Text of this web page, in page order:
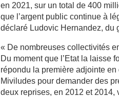
en 2021, sur un total de 400
que l’argent public continue à
déclaré Ludovic Hernandez, du
« De nombreuses collectivités
Du moment que l’Etat la laisse
répondu la première adjointe
Miviludes pour demander des
deux reprises, en 2012 et 2014,